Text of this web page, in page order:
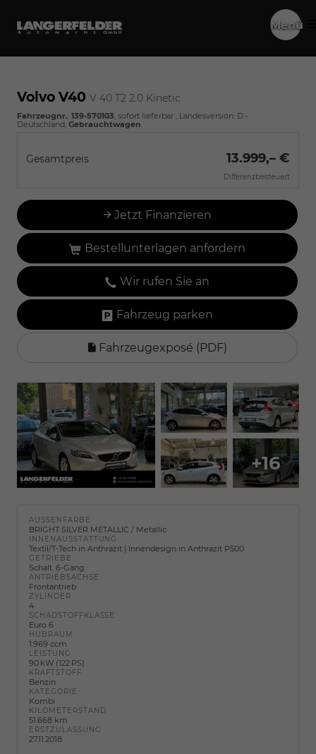
Menü
Volvo V40 V 40 T2 2.0 Kinetic
Fahrzeugnr.: 139-570103, sofort lieferbar , Landesversion: D -
Deutschland, Gebrauchtwagen
Gesamtpreis 13.999,– €
Differenzbesteuert
Jetzt Finanzieren
Bestellunterlagen anfordern
Wir rufen Sie an
Fahrzeug parken
Fahrzeugexposé (PDF)
+16
AUSSENFARBE
BRIGHT SILVER METALLIC / Metallic
INNENAUSSTATTUNG
Textil/T-Tech in Anthrazit | Innendesign in Anthrazit P500
GETRIEBE
Schalt. 6-Gang
ANTRIEBSACHSE
Frontantrieb
ZYLINDER
4
SCHADSTOFFKLASSE
Euro 6
HUBRAUM
1.969 ccm
LEISTUNG
90 kW (122 PS)
KRAFTSTOFF
Benzin
KATEGORIE
Kombi
KILOMETERSTAND
51.668 km
ERSTZULASSUNG
27.11.2018